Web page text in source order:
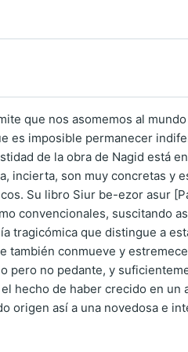
que nos aso­memos al
es imposible permanecer
de la obra de Nagid está
incierta, son muy concretas y
Su libro Siur be-ezor asur
convencionales, suscitando
tragicómica que distingue a
también conmueve y
pero no pedante, y
hecho de haber crecido en un
origen así a una novedosa e